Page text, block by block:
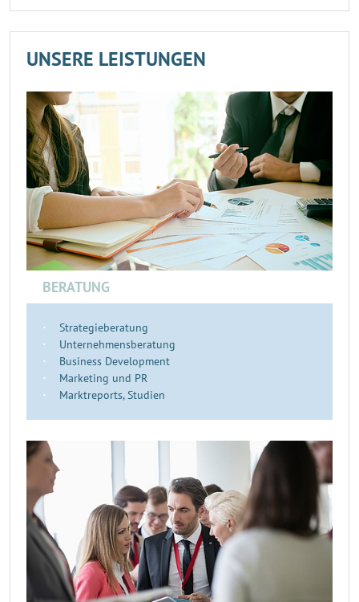
UNSERE LEISTUNGEN
BERATUNG
Strategieberatung
Unternehmensberatung
Business Development
Marketing und PR
Marktreports, Studien